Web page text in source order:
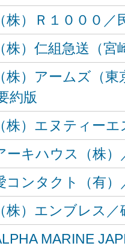
（株）Ｒ１０００
（株）仁組急送（
（株）アームズ（
約版
（株）エヌティー
ーキハウス（株
コンタクト（有
（株）エンブレス
MARINE